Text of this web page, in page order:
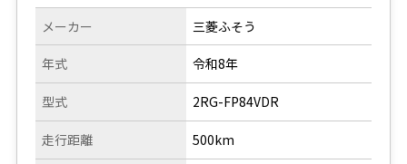
メーカー
年式
型式
走行距離
三菱ふそう
令和8年
2RG-FP84VDR
500km